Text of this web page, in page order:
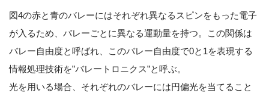
図4の赤と青のバレーにはそれぞれ異なるスピンをもった電子
が入るため、バレーごとに異なる運動量を持つ。この関係は
バレー自由度と呼ばれ、このバレー自由度で0と1を表現する
情報処理技術を”バレートロニクス”と呼ぶ。
光を用いる場合、それぞれのバレーには円偏光を当てること